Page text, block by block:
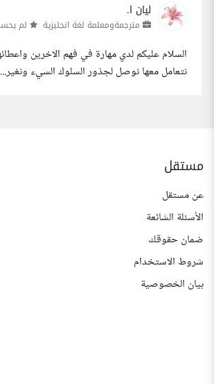
ليان ا.
مترجمةومعلمة لغة انجليزية لم
السلام عليكم لدي مهارة في فهم الاخرين
نتعامل معها نوصل لجذور السلوك السيء ونغير...
مستقل
عن مستقل
الأسئلة الشائعة
ضمان حقوقك
شروط الاستخدام
بيان الخصوصية